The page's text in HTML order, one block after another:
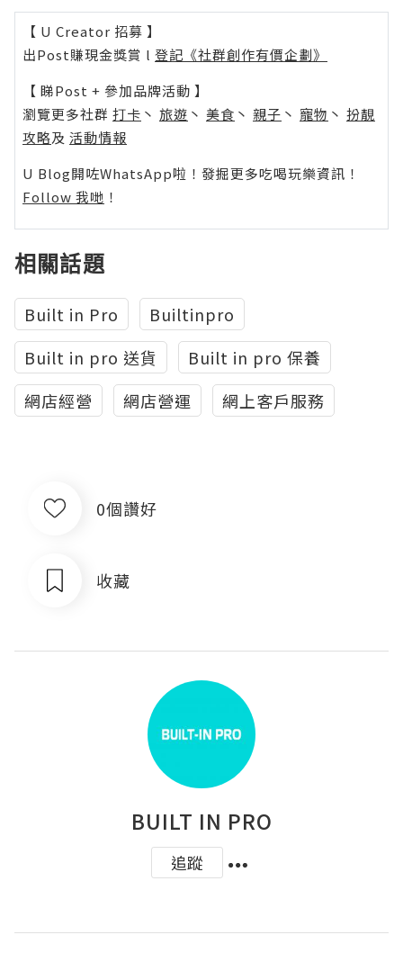
【 U Creator 招募 】
出Post賺現金獎賞 l 登記《社群創作有價企劃》
【 睇Post + 參加品牌活動 】
瀏覽更多社群 打卡 丶 旅遊 丶 美食 丶 親子 丶 寵物 丶 扮靚
攻略及 活動情報
U Blog開咗WhatsApp啦！發掘更多吃喝玩樂資訊！
Follow 我哋 ！
相關話題
Built in Pro
Builtinpro
Built in pro 送貨
Built in pro 保養
網店經營
網店營運 網上客戶服務
0個讚好
收藏
BUILT IN PRO
追蹤